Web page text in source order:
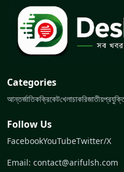
Categories
আন্তর্জাতিকক্রিকেটখেলাচাকরিজাতীয়
Follow Us
FacebookYouTubeTwitter/X
Email: contact@arifulsh.com